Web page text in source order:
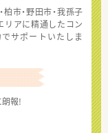
市・野田市・我孫子
リアに精通したコン
サポートいたしま
報!